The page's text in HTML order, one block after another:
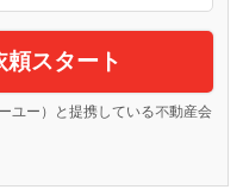
スタート
ユー）と提携している不動産会